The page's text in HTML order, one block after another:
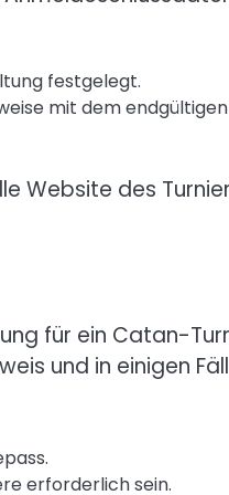
festgelegt.
mit dem endgültigen
Website des
für ein Catan-
und in einigen
erforderlich sein.